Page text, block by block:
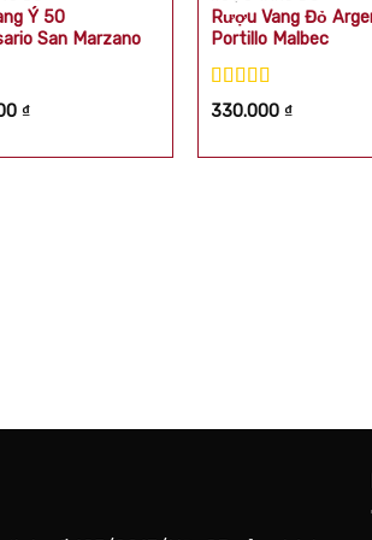
Ý 50
San Marzano
5
₫
Rượu Vang Đỏ
Portillo Malbec
Được xếp
hạng5.00
330.000₫